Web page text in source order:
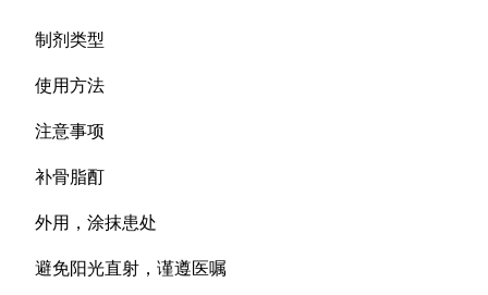
制剂类型
使用方法
注意事项
补骨脂酊
外用，涂抹患处
避免阳光直射，谨遵医嘱